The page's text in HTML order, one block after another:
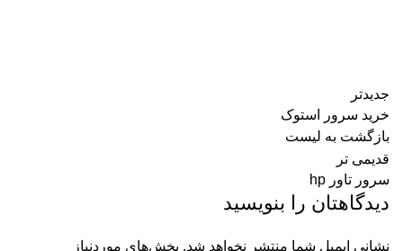
جدیدتر
خرید سرور استوک
بازگشت به لیست
قدیمی تر
سرور تاور hp
دیدگاهتان را بنویسید
نشانی ایمیل شما منتشر نخواهد شد. بخش‌های موردنیاز